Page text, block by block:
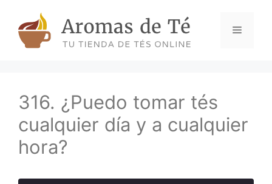
content
Menu
316. ¿Puedo tomar tés
cualquier día y a cualquier
hora?